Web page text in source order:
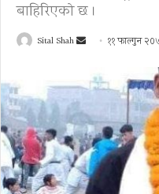
बाहिरिएको छ ।
Sital Shah
Send
email
११ फाल्गुन